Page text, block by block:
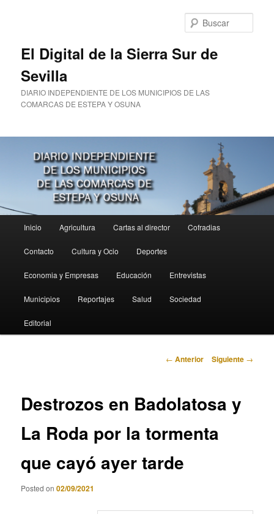
El Digital de la Sierra Sur de
Sevilla
DIARIO INDEPENDIENTE DE LOS MUNICIPIOS DE LAS
COMARCAS DE ESTEPA Y OSUNA
principal
Inicio Agricultura Cartas al director Cofradias
Contacto Cultura y Ocio Deportes
Economia y Empresas Educación Entrevistas
Municipios Reportajes Salud Sociedad
Editorial
Navegación
← Anterior Siguiente →
Destrozos en Badolatosa y
La Roda por la tormenta
que cayó ayer tarde
Posted on02/09/2021